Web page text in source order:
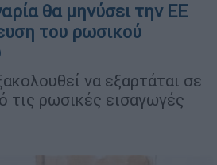
θα μηνύσει την ΕΕ
του ρωσικού
να εξαρτάται σε
τις ρωσικές εισαγωγές